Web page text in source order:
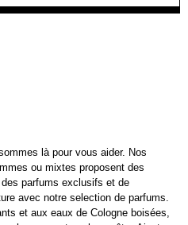
là pour vous aider. Nos
ou mixtes proposent des
parfums exclusifs et de
avec notre selection de parfums.
et aux eaux de Cologne boisées,